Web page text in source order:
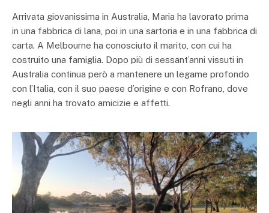
Arrivata giovanissima in Australia, Maria ha lavorato prima
in una fabbrica di lana, poi in una sartoria e in una fabbrica di
carta. A Melbourne ha conosciuto il marito, con cui ha
costruito una famiglia. Dopo più di sessant’anni vissuti in
Australia continua però a mantenere un legame profondo
con l’Italia, con il suo paese d’origine e con Rofrano, dove
negli anni ha trovato amicizie e affetti.